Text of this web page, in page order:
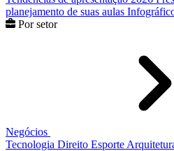
planejamento de suas aulas
Por setor
Negócios
Tecnologia Direito Esporte